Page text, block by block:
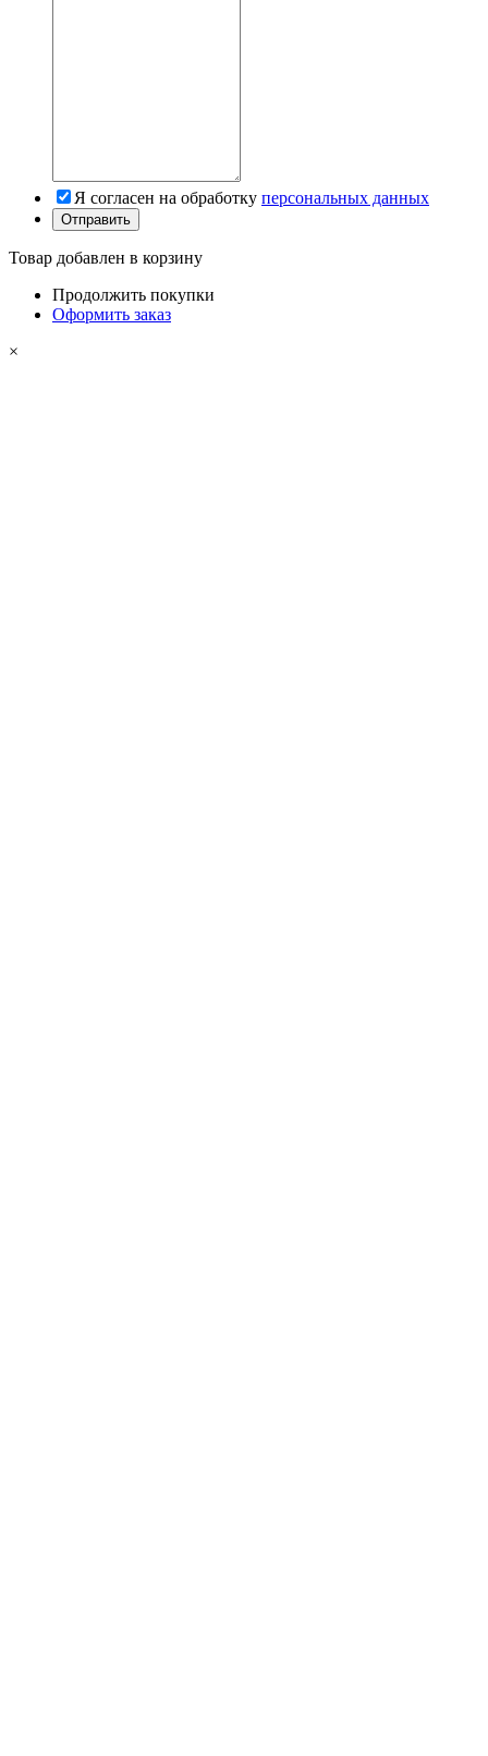
Я согласен на обработку персональных данных
Товар добавлен в корзину
Продолжить покупки
Оформить заказ
×